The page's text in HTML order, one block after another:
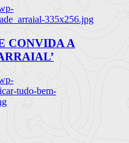
335x256.jpg
CONVIDA A
tudo-bem-